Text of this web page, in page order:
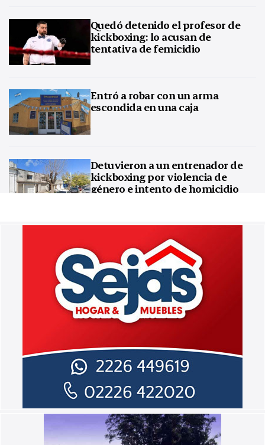
Quedó detenido el profesor de
kickboxing: lo acusan de
tentativa de femicidio
Entró a robar con un arma
escondida en una caja
Detuvieron a un entrenador de
kickboxing por violencia de
género e intento de homicidio